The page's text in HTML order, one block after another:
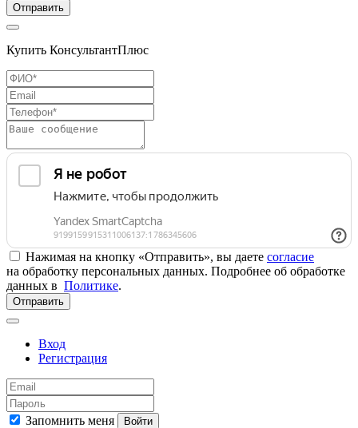
Отправить
Купить КонсультантПлюс
Нажимая на кнопку «Отправить», вы даете согласие
на обработку персональных данных. Подробнее об обработке
данных в Политике.
Отправить
Вход
Регистрация
Запомнить меня Войти